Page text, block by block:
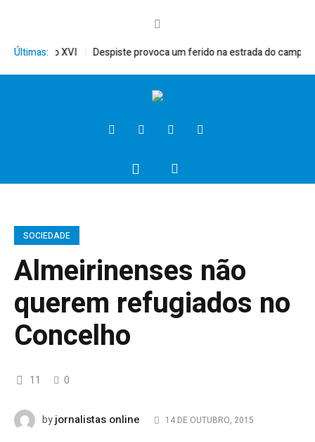
Últimas:
Bento XVI Despiste provoca um ferido na estrada do campo
SOCIEDADE
Almeirinenses não
querem refugiados no
Concelho
11 0
byjornalistas online 14 DE OUTUBRO, 2015